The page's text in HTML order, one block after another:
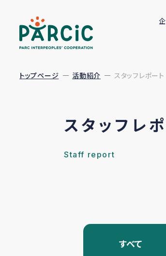
トップページ 活動紹介 スタッフレポート
スタッフレ
Staff report
すべて